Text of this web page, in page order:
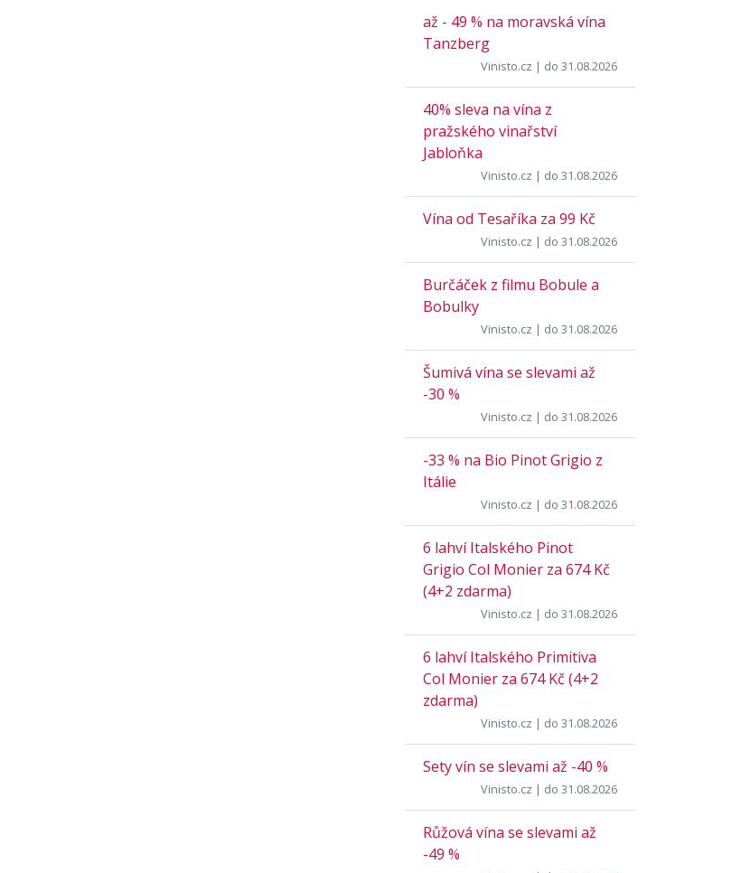
až - 49 % na moravská vína
Tanzberg
Vinisto.cz | do 31.08.2026
40% sleva na vína z
pražského vinařství
Jabloňka
Vinisto.cz | do 31.08.2026
Vína od Tesaříka za 99 Kč
Vinisto.cz | do 31.08.2026
Burčáček z filmu Bobule a
Bobulky
Vinisto.cz | do 31.08.2026
Šumivá vína se slevami až
-30 %
Vinisto.cz | do 31.08.2026
-33 % na Bio Pinot Grigio z
Itálie
Vinisto.cz | do 31.08.2026
6 lahví Italského Pinot
Grigio Col Monier za 674 Kč
(4+2 zdarma)
Vinisto.cz | do 31.08.2026
6 lahví Italského Primitiva
Col Monier za 674 Kč (4+2
zdarma)
Vinisto.cz | do 31.08.2026
Sety vín se slevami až -40 %
Vinisto.cz | do 31.08.2026
Růžová vína se slevami až
-49 %